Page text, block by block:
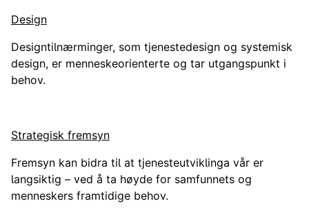
Design
Designtilnærminger, som tjenestedesign og systemisk
design, er menneskeorienterte og tar utgangspunkt i
behov.
Strategisk fremsyn
Fremsyn kan bidra til at tjenesteutviklinga vår er
langsiktig – ved å ta høyde for samfunnets og
menneskers framtidige behov.